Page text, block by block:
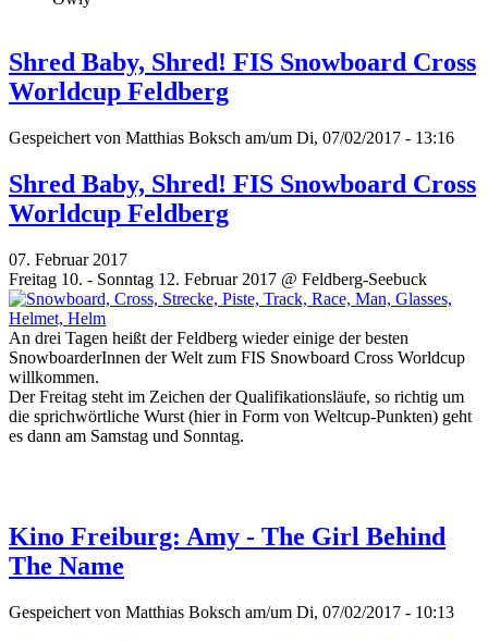
Shred Baby, Shred! FIS Snowboard Cross
Worldcup Feldberg
Gespeichert von Matthias Boksch am/um Di, 07/02/2017 - 13:16
Shred Baby, Shred! FIS Snowboard Cross
Worldcup Feldberg
07. Februar 2017
Freitag 10. - Sonntag 12. Februar 2017 @ Feldberg-Seebuck
An drei Tagen heißt der Feldberg wieder einige der besten
SnowboarderInnen der Welt zum FIS Snowboard Cross Worldcup
willkommen.
Der Freitag steht im Zeichen der Qualifikationsläufe, so richtig um
die sprichwörtliche Wurst (hier in Form von Weltcup-Punkten) geht
es dann am Samstag und Sonntag.
Kino Freiburg: Amy - The Girl Behind
The Name
Gespeichert von Matthias Boksch am/um Di, 07/02/2017 - 10:13